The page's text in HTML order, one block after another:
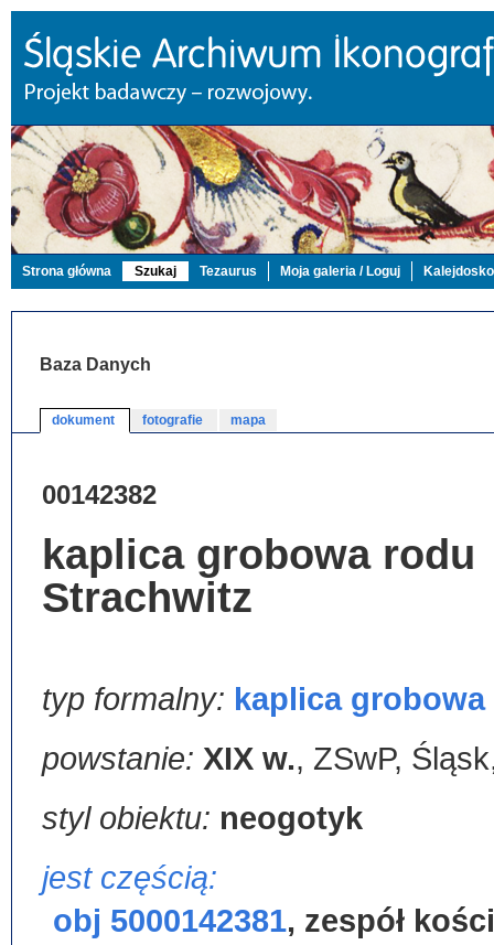
Strona główna Szukaj Tezaurus Moja galeria / Loguj
Baza Danych
dokument fotografie mapa
00142382
kaplica grobowa rodu
Strachwitz
typ formalny: kaplica grobowa
powstanie: XIX w., ZSwP,
styl obiektu: neogotyk
jest częścią:
obj 5000142381, zespół